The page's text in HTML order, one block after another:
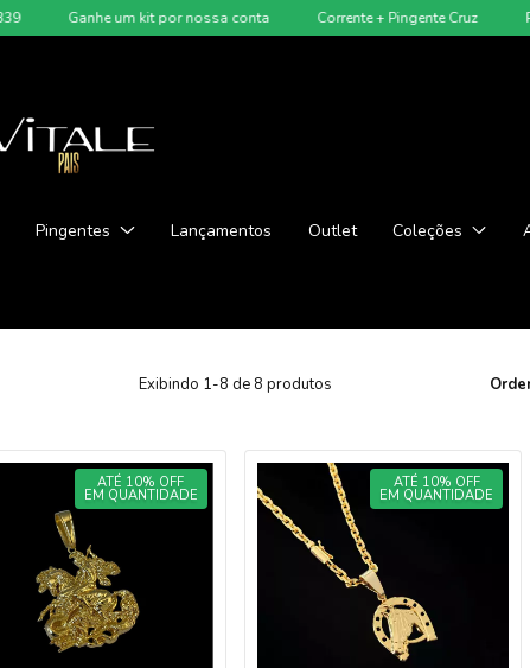
Ganhe um kit por nossa conta Corrente + Pingente Cruz
Pingentes Lançamentos Outlet Coleções
Exibindo 1-8 de 8 produtos
ATÉ 10% OFF
EM QUANTIDADE
ATÉ 10% OFF
EM QUANTIDADE